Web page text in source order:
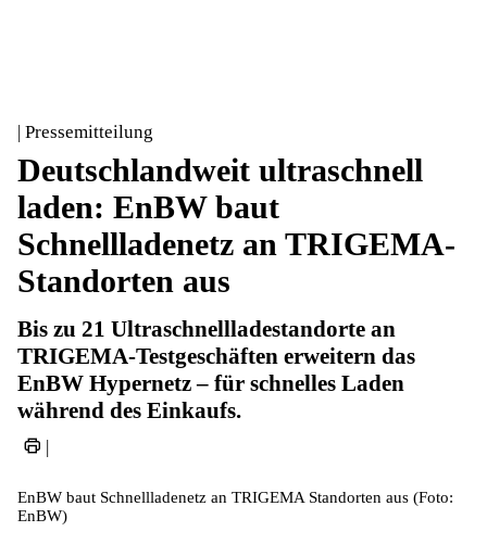
| Pressemitteilung
Deutschlandweit ultraschnell
laden: EnBW baut
Schnellladenetz an TRIGEMA-
Standorten aus
Bis zu 21 Ultraschnellladestandorte an
TRIGEMA-Testgeschäften erweitern das
EnBW Hypernetz – für schnelles Laden
während des Einkaufs.
|
EnBW baut Schnellladenetz an TRIGEMA Standorten aus (Foto:
EnBW)